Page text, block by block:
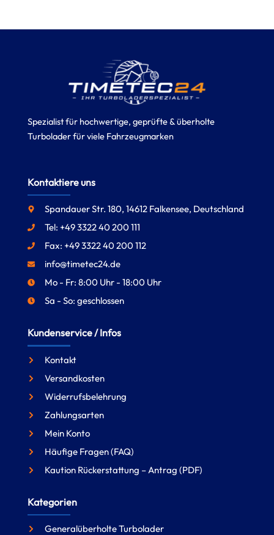
Spezialist für hochwertige, geprüfte & überholte
Turbolader für viele Fahrzeugmarken
Kontaktiere uns
Spandauer Str. 180, 14612 Falkensee, Deutschland
Tel: +49 3322 40 200 111
Fax: +49 3322 40 200 112
info@timetec24.de
Mo - Fr: 8:00 Uhr - 18:00 Uhr
Sa - So: geschlossen
Kundenservice / Infos
Kontakt
Versandkosten
Widerrufsbelehrung
Zahlungsarten
Mein Konto
Häufige Fragen (FAQ)
Kaution Rückerstattung – Antrag (PDF)
Kategorien
Generalüberholte Turbolader